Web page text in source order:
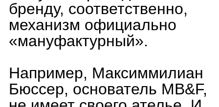
превышать затраты
компании. Затраты на
этапе проектирования и
реализации созданного
что цены на часы бывают
выше, чем на спортивные
автомобили.